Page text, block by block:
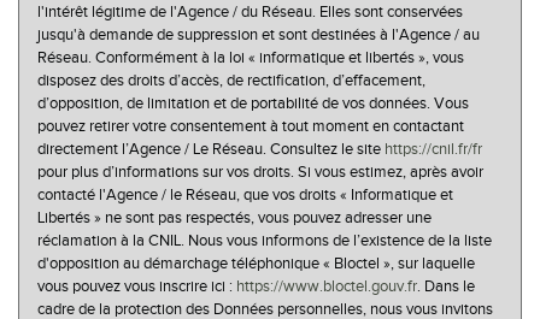
Habitants de plus de 55 ans
25,49 %
Nombre d'enfants par famille
Familles sans enfant
36,84 %
Familles avec 1 ou 2 enfants
47,37 %
Maisons
98,50 %
Appartements
Familles avec 3 enfants
15,79 %
l'intérêt légitime de l'Agence / du Réseau. Elles sont conservées
jusqu'à demande de suppression et sont destinées à l'Agence / au
Réseau. Conformément à la loi « informatique et libertés », vous
disposez des droits d’accès, de rectification, d’effacement,
d’opposition, de limitation et de portabilité de vos données. Vous
pouvez retirer votre consentement à tout moment en contactant
directement l’Agence / Le Réseau. Consultez le site https://cnil.fr/fr
pour plus d’informations sur vos droits. Si vous estimez, après avoir
contacté l'Agence / le Réseau, que vos droits « Informatique et
Libertés » ne sont pas respectés, vous pouvez adresser une
réclamation à la CNIL. Nous vous informons de l’existence de la liste
d'opposition au démarchage téléphonique « Bloctel », sur laquelle
vous pouvez vous inscrire ici : https://www.bloctel.gouv.fr . Dans le
cadre de la protection des Données personnelles, nous vous invitons